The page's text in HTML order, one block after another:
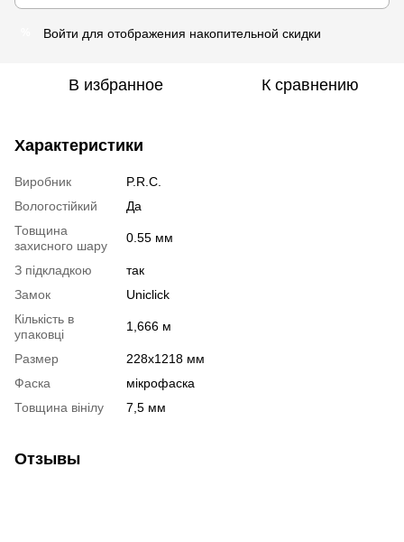
Войти для отображения накопительной скидки
В избранное К сравнению
Характеристики
Виробник
P.R.C.
Вологостійкий
Да
Товщина
захисного шару
0.55 мм
З підкладкою
так
Замок
Uniclick
Кількість в
упаковці
1,666 м
Размер
228х1218 мм
Фаска
мікрофаска
Товщина вінілу
7,5 мм
Отзывы